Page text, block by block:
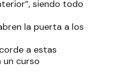
siendo todo
la puerta a los
a estas
un curso